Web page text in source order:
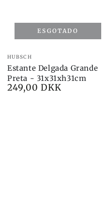
Marca:
HUBSCH
Estante Delgada Grande
Preta - 31x31xh31cm
Preço
249,00 DKK
ESGOTADO